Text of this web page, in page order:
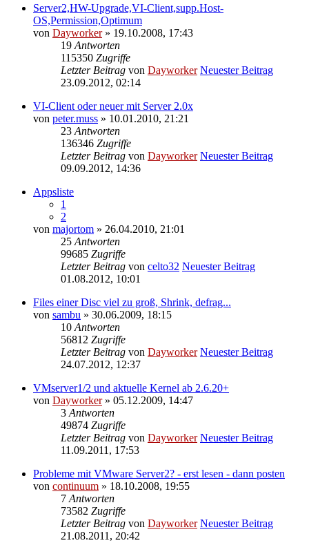
Server2,HW-Upgrade,VI-Client,supp.Host-
OS,Permission,Optimum
von Dayworker» 19.10.2008, 17:43
19 Antworten
115350 Zugriffe
Letzter Beitrag von Dayworker Neuester Beitrag
23.09.2012, 02:14
VI-Client oder neuer mit Server 2.0x
von peter.muss » 10.01.2010, 21:21
23 Antworten
136346 Zugriffe
Letzter Beitrag von Dayworker Neuester Beitrag
09.09.2012, 14:36
Appsliste
1
2
von majortom » 26.04.2010, 21:01
25 Antworten
99685 Zugriffe
Letzter Beitrag von celto32 Neuester Beitrag
01.08.2012, 10:01
Files einer Disc viel zu groß, Shrink, defrag...
von sambu » 30.06.2009, 18:15
10 Antworten
56812 Zugriffe
Letzter Beitrag von Dayworker Neuester Beitrag
24.07.2012, 12:37
VMserver1/2 und aktuelle Kernel ab 2.6.20+
von Dayworker» 05.12.2009, 14:47
3 Antworten
49874 Zugriffe
Letzter Beitrag von Dayworker Neuester Beitrag
11.09.2011, 17:53
Probleme mit VMware Server2? - erst lesen - dann posten
von continuum » 18.10.2008, 19:55
7 Antworten
73582 Zugriffe
Letzter Beitrag von Dayworker Neuester Beitrag
21.08.2011, 20:42